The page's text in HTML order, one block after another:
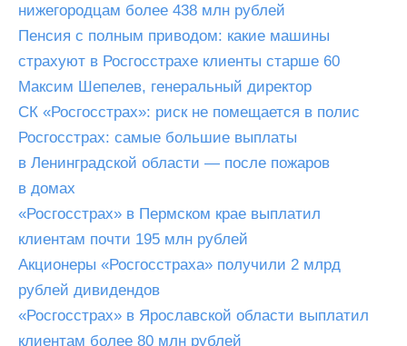
нижегородцам более 438 млн рублей
Пенсия с полным приводом: какие машины
страхуют в Росгосстрахе клиенты старше 60
Максим Шепелев, генеральный директор
СК «Росгосстрах»: риск не помещается в полис
Росгосстрах: самые большие выплаты
в Ленинградской области — после пожаров
в домах
«Росгосстрах» в Пермском крае выплатил
клиентам почти 195 млн рублей
Акционеры «Росгосстраха» получили 2 млрд
рублей дивидендов
«Росгосстрах» в Ярославской области выплатил
клиентам более 80 млн рублей